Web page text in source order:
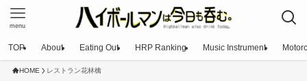
menu
TOP About Eating Out HRP Ranking Music Instrument
HOME レストラン花林檎